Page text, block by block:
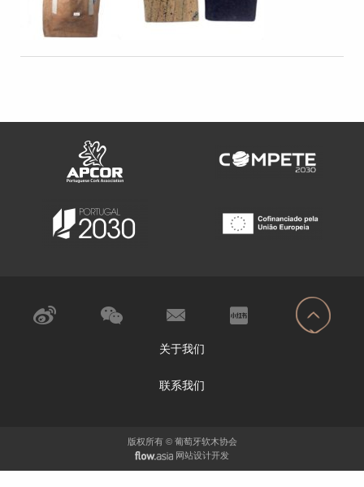
关于我们
联系我们
版权所有 © 葡萄牙软木协会
网站设计开发